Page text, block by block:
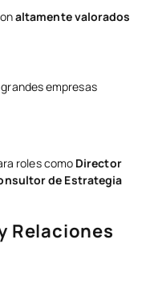
altamente valorados
empresas
roles como Director
de Estrategia
Relaciones